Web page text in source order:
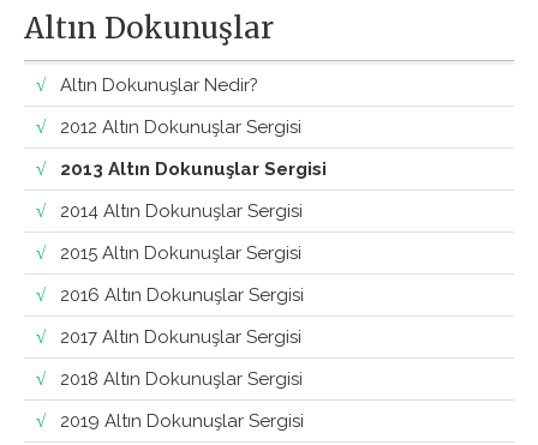
Altın Dokunuşlar
Altın Dokunuşlar Nedir?
2012 Altın Dokunuşlar Sergisi
2013 Altın Dokunuşlar Sergisi
2014 Altın Dokunuşlar Sergisi
2015 Altın Dokunuşlar Sergisi
2016 Altın Dokunuşlar Sergisi
2017 Altın Dokunuşlar Sergisi
2018 Altın Dokunuşlar Sergisi
2019 Altın Dokunuşlar Sergisi